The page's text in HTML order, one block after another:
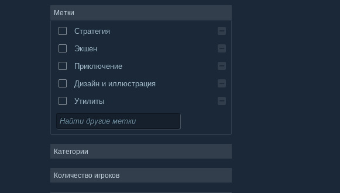
Метки
Стратегия
Экшен
Приключение
Дизайн и иллюстрация
Утилиты
Бесплатная игра
ММО
Категории
Количество игроков